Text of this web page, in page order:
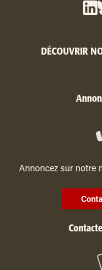
DÉCOUVRIR
Annoncez sur notre